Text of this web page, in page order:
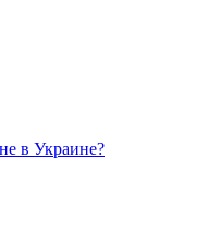
в Украине?